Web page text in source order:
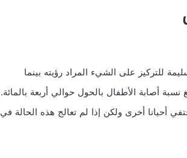
للتركيز على الشيء المراد رؤيته بينما
أصابة الأطفال بالحول حوالي أربعة بالمائة.
أحيانا أخرى ولكن إذا لم تعالج هذه الحالة في